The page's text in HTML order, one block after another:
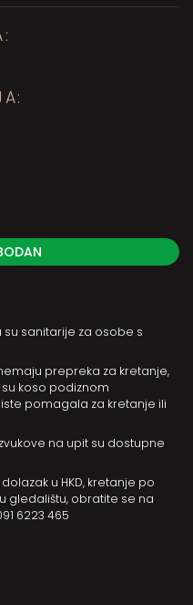
su sanitarije za osobe s
prepreka za kretanje,
koso podiznom
pomagala za kretanje ili
na upit su dostupne
u HKD, kretanje po
gledalištu, obratite se na
6223 465